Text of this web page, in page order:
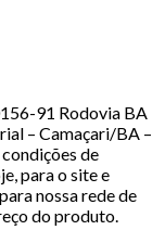
91 Rodovia BA
– Camaçari/BA –
de
para o site e
nossa rede de
do produto.